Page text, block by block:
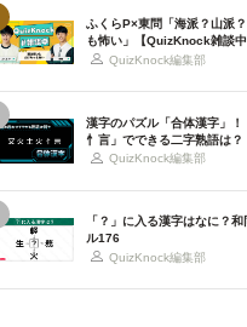
ふくらP×東問「海派？山派
も怖い」【QuizKnock雑談中
QuizKnock編集部
漢字のパズル「合体漢字」！
忄言」でできる二字熟語は？
QuizKnock編集部
「？」に入る漢字はなに？
ル176
QuizKnock編集部